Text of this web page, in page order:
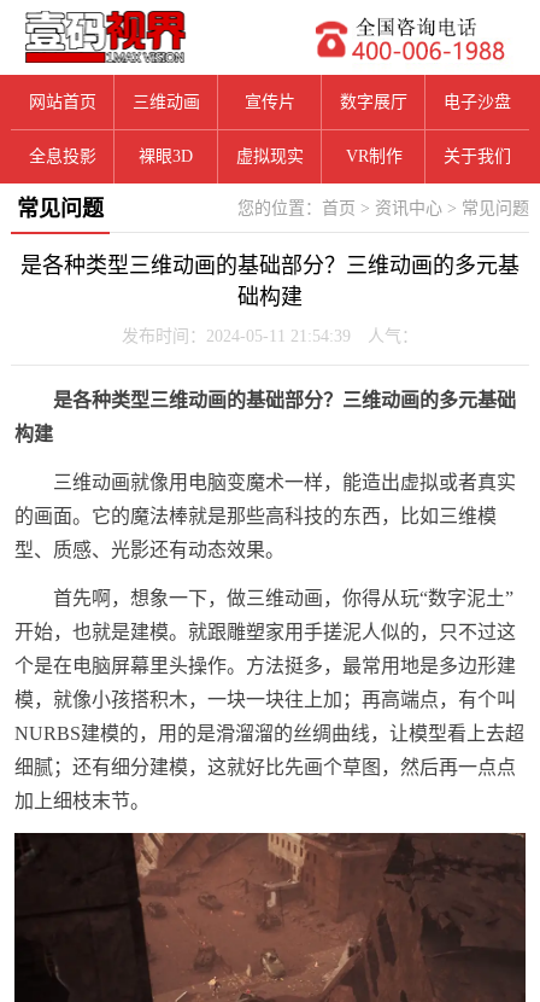
网站首页 三维动画 宣传片 数字展厅 电子沙盘
全息投影 裸眼3D 虚拟现实 VR制作 关于我们
您的位置： 首页 > 资讯中心 > 常见问题
常见问题
是各种类型三维动画的基础部分？三维动画的多元基
础构建
发布时间：2024-05-11 21:54:39 人气：
是各种类型三维动画的基础部分？三维动画的多元基础
构建
三维动画就像用电脑变魔术一样，能造出虚拟或者真实
的画面。它的魔法棒就是那些高科技的东西，比如三维模
型、质感、光影还有动态效果。
首先啊，想象一下，做三维动画，你得从玩“数字泥土”
开始，也就是建模。就跟雕塑家用手搓泥人似的，只不过这
个是在电脑屏幕里头操作。方法挺多，最常用地是多边形建
模，就像小孩搭积木，一块一块往上加；再高端点，有个叫
NURBS建模的，用的是滑溜溜的丝绸曲线，让模型看上去超
细腻；还有细分建模，这就好比先画个草图，然后再一点点
加上细枝末节。